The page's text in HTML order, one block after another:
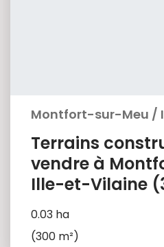
Montfort-sur-Meu /
Terrains
vendre à
Ille-et-Vilaine
0.03 ha
(300 m²)